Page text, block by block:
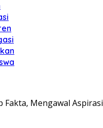
Fakta, Mengawal Aspirasi